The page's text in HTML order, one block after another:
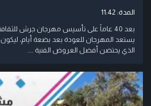
المدة: 11:42
بعد 40 عاماً على تأسيس مهرجان جرش
يستعد المهرجان للعودة بعد بضعة أيام، ليكون
الذي يحتضن أفضل العروض الفنية ....